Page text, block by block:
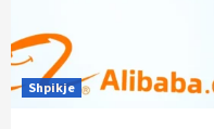
Shpikje